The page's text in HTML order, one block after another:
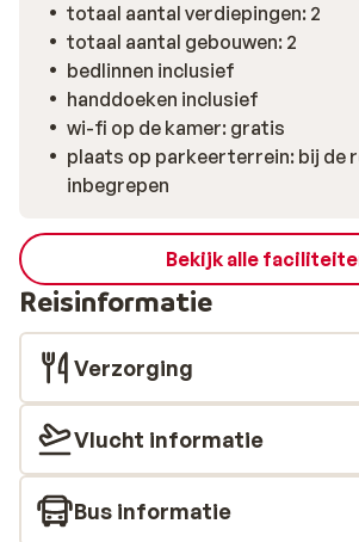
totaal aantal verdiepingen: 2
totaal aantal gebouwen: 2
bedlinnen inclusief
handdoeken inclusief
wi-fi op de kamer: gratis
plaats op parkeerterrein: bij de
inbegrepen
Bekijk alle
Reisinformatie
Verzorging
Vlucht informatie
Bus informatie